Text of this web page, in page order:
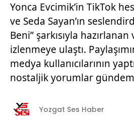
Yonca Evcimik’in TikTok
ve Seda Sayan’ın
Beni” şarkısıyla
izlenmeye ulaştı.
medya kullanıcılarının
nostaljik yorumlar
Yozgat Ses Haber